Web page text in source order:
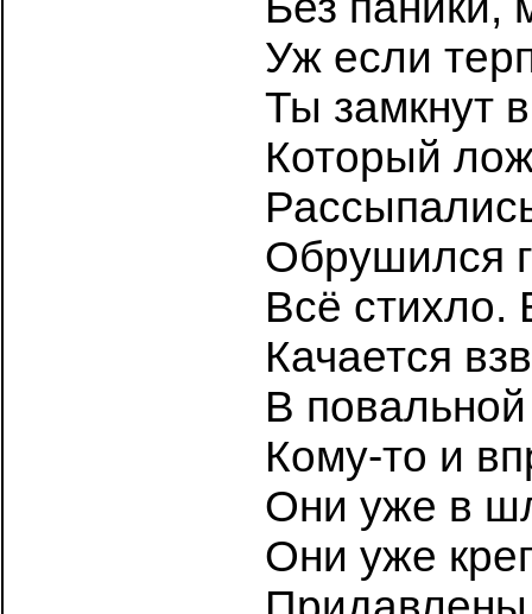
Уж если
Ты замкнут
Который
Обрушился
Всё
Качается
В
Кому-то и
Они уже в
Они уже